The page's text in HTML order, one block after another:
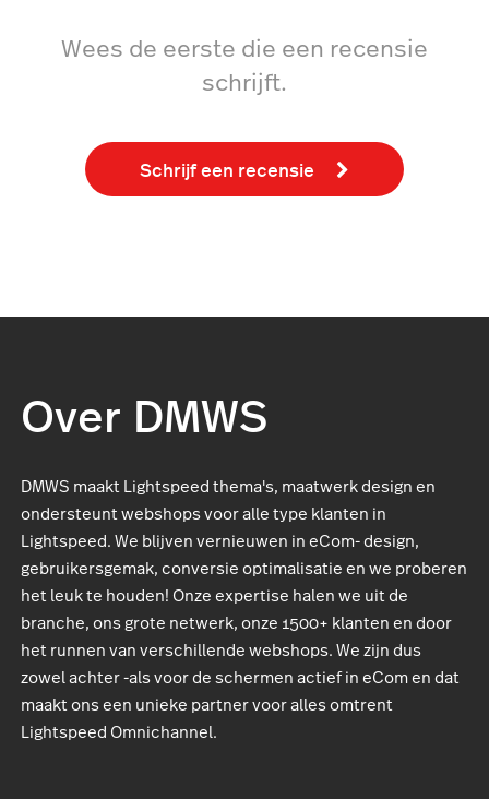
Wees de eerste die een recensie
schrijft.
Schrijf een recensie
Over DMWS
DMWS maakt Lightspeed thema's, maatwerk design en
ondersteunt webshops voor alle type klanten in
Lightspeed. We blijven vernieuwen in eCom- design,
gebruikersgemak, conversie optimalisatie en we proberen
het leuk te houden! Onze expertise halen we uit de
branche, ons grote netwerk, onze 1500+ klanten en door
het runnen van verschillende webshops. We zijn dus
zowel achter -als voor de schermen actief in eCom en dat
maakt ons een unieke partner voor alles omtrent
Lightspeed Omnichannel.